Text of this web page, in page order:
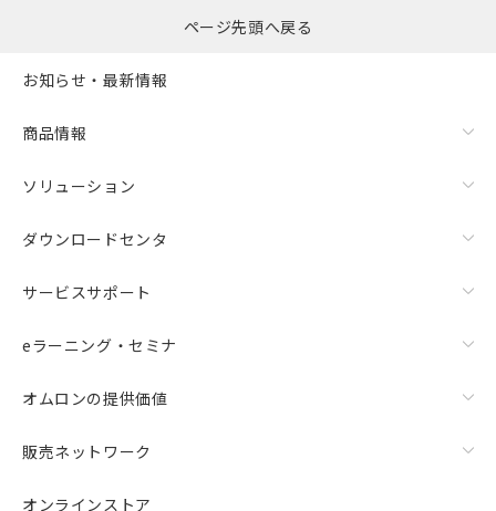
ページ先頭へ戻る
お知らせ・最新情報
商品情報
ソリューション
ダウンロードセンタ
サービスサポート
eラーニング・セミナ
オムロンの提供価値
販売ネットワーク
オンラインストア